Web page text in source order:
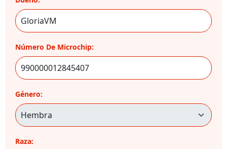
Número De Microchip:
Género:
Raza: